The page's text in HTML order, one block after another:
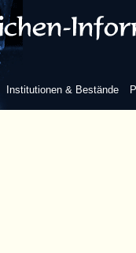
Institutionen & Bestände